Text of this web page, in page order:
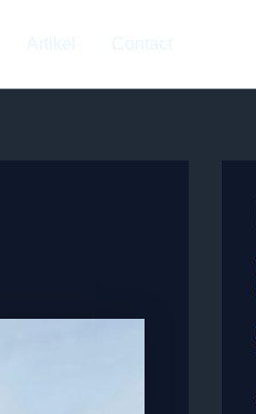
Artikel Contact